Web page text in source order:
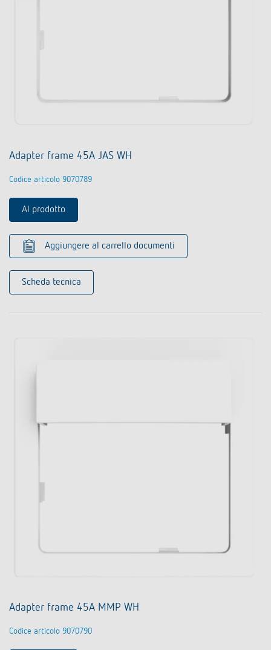
Adapter frame 45A JAS WH
Codice articolo 9070789
Al prodotto
Aggiungere al carrello documenti
Scheda tecnica
Adapter frame 45A MMP WH
Codice articolo 9070790